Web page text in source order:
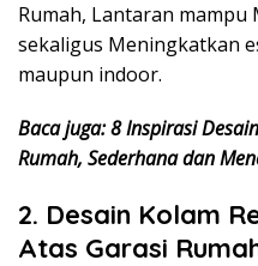
Rumah, Lantaran
sekaligus Meningkatkan
maupun indoor.
Baca juga: 8 Inspirasi
Rumah, Sederhana dan
2. Desain Kolam
Atas Garasi